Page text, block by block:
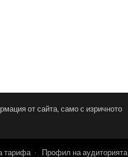
от сайта, само с изричното
тарифа Профил на аудиторията